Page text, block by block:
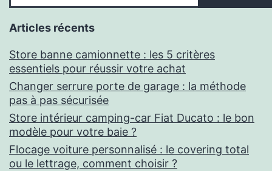
Articles récents
Store banne camionnette : les 5 critères
essentiels pour réussir votre achat
Changer serrure porte de garage : la méthode
pas à pas sécurisée
Store intérieur camping-car Fiat Ducato : le bon
modèle pour votre baie ?
Flocage voiture personnalisé : le covering total
ou le lettrage, comment choisir ?